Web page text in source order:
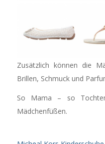
Zusätzlich können die
Brillen, Schmuck und
So Mama – so
Mädchenfüßen.